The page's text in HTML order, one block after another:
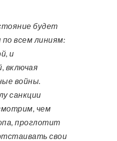
всем линиям:
и
включая
войны.
санкции
чем
проглотит
свои